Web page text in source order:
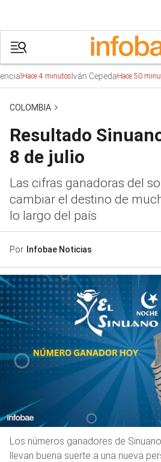
4 minutosIván Cepeda Hace 50 minutos
COLOMBIA
Resultado
8 de julio
Las cifras ganadoras del
cambiar el destino de
lo largo del país
Por Infobae Noticias
Los números ganadores de
llevan buena suerte a una nueva